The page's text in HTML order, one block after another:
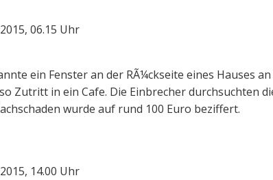
06.15 Uhr
ein Fenster an der RÃ¼ckseite eines Hauses
Zutritt in ein Cafe. Die Einbrecher durchsuchten
wurde auf rund 100 Euro beziffert.
14.00 Uhr